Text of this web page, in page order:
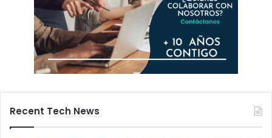
Recent Tech News